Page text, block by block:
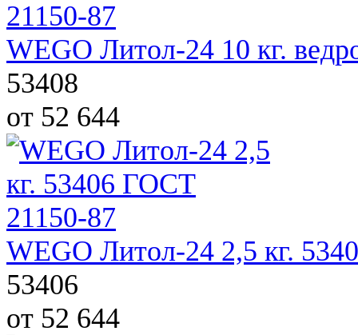
WEGO Литол-24 10 кг.
53408
от 52 644
WEGO Литол-24 2,5 кг.
53406
от 52 644